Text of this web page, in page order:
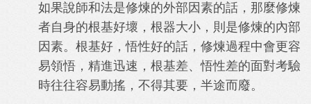
如果說師和法是修煉的外部因素的話，那麼修煉
者自身的根基好壞，根器大小，則是修煉的內部
因素。根基好，悟性好的話，修煉過程中會更容
易領悟，精進迅速，根基差、悟性差的面對考驗
時往往容易動搖，不得其要，半途而廢。